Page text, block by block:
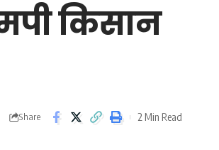
किसान
Share 2 Min Read